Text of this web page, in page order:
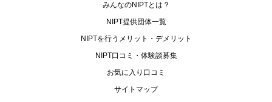
みんなのNIPTとは？
NIPT提供団体一覧
NIPTを行うメリット・デメリット
NIPT口コミ・体験談募集
お気に入り口コミ
サイトマップ